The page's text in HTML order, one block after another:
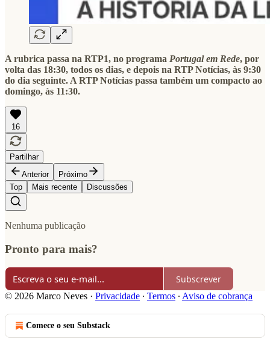
A rubrica passa na RTP1, no programa Portugal em Rede, por
volta das 18:30, todos os dias, e depois na RTP Notícias, às 9:30
do dia seguinte. A RTP Notícias passa também um compacto ao
domingo, às 11:30.
16
Partilhar
Anterior
Próximo
Top
Mais recente Discussões
Nenhuma publicação
Pronto para mais?
Subscrever
© 2026 Marco Neves · Privacidade ∙ Termos ∙ Aviso de cobrança
Comece o seu Substack